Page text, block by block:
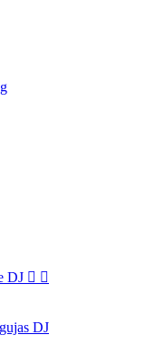
DJ  
DJ